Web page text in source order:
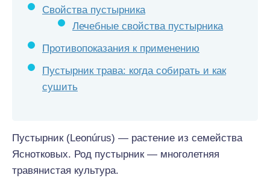
Свойства пустырника
Лечебные свойства пустырника
Противопоказания к применению
Пустырник трава: когда собирать и как
сушить
Пустырник (Leonúrus) — растение из семейства
Яснотковых. Род пустырник — многолетняя
травянистая культура.